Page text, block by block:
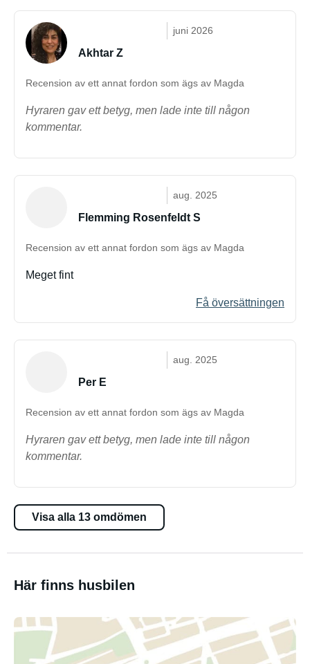
juni 2026
Akhtar Z
Recension av ett annat fordon som ägs av Magda
Hyraren gav ett betyg, men lade inte till någon
kommentar.
aug. 2025
Flemming Rosenfeldt S
Recension av ett annat fordon som ägs av Magda
Meget fint
Få översättningen
aug. 2025
Per E
Recension av ett annat fordon som ägs av Magda
Hyraren gav ett betyg, men lade inte till någon
kommentar.
Visa alla 13 omdömen
Här finns husbilen